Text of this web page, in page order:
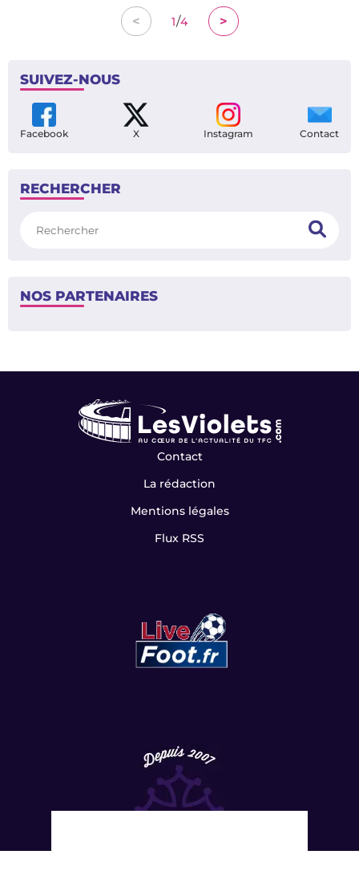
< 1/4 >
SUIVEZ-NOUS
Facebook X Instagram Contact
RECHERCHER
NOS PARTENAIRES
Contact
La rédaction
Mentions légales
Flux RSS